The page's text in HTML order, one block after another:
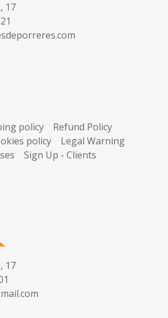
17
policy
Refund Policy
policy
Legal Warning
Sign Up - Clients
17